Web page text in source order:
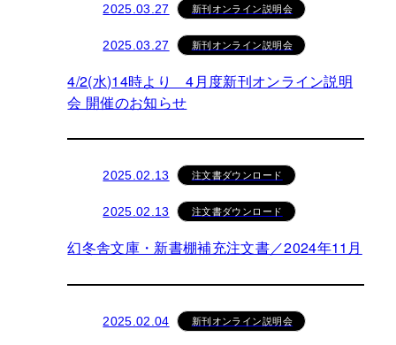
2025.03.27 新刊オンライン説明会
2025.03.27 新刊オンライン説明会
4/2(水)14時より 4月度新刊オンライン説明
会 開催のお知らせ
2025.02.13 注文書ダウンロード
2025.02.13 注文書ダウンロード
幻冬舎文庫・新書棚補充注文書／2024年11月
2025.02.04 新刊オンライン説明会